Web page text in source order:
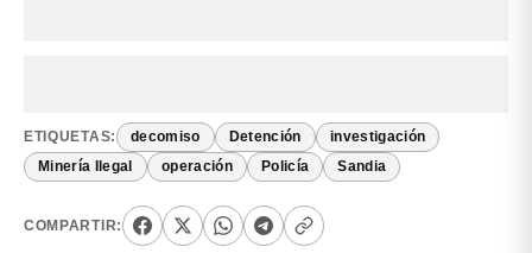
ETIQUETAS: decomiso Detención investigación
Minería Ilegal operación Policía Sandia
COMPARTIR: